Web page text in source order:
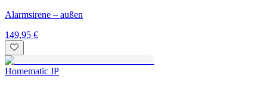
Alarmsirene – außen
149,95 €
Homematic IP